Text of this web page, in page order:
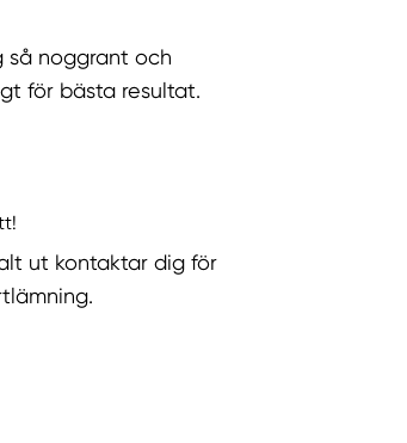
så noggrant och
för bästa resultat.
ut kontaktar dig för